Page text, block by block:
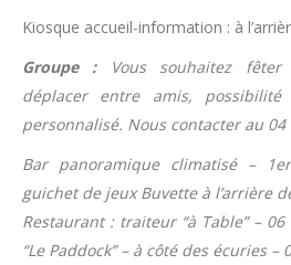
Kiosque accueil-information : à
Groupe :Vous souhaitez fêter
déplacer entre amis, possibilité
personnalisé. Nous contacter au 04
Bar panoramique climatisé –
guichet de jeux Buvette à l’arrière
Restaurant : traiteur “à Table” –
“Le Paddock” – à côté des écuries –